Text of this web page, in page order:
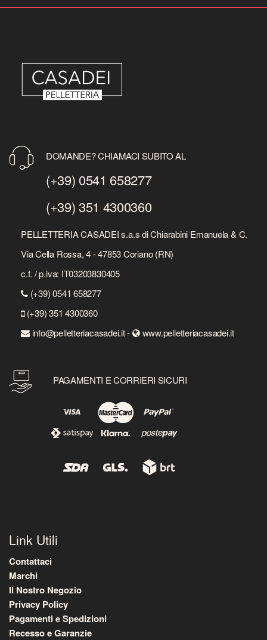
DOMANDE? CHIAMACI SUBITO AL
(+39) 0541 658277
(+39) 351 4300360
PELLETTERIA CASADEI s.a.s di Chiarabini Emanuela & C.
Via Cella Rossa, 4 - 47853 Coriano (RN)
c.f. / p.iva: IT03203830405
(+39) 0541 658277
(+39) 351 4300360
info@pelletteriacasadei.it -
www.pelletteriacasadei.it
PAGAMENTI E CORRIERI SICURI
Link Utili
Contattaci
Marchi
Il Nostro Negozio
Privacy Policy
Pagamenti e Spedizioni
Recesso e Garanzie